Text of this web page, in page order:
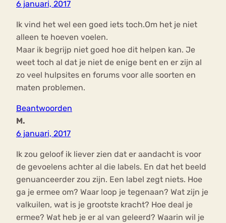
6 januari, 2017
Ik vind het wel een goed iets toch.Om het je niet
alleen te hoeven voelen.
Maar ik begrijp niet goed hoe dit helpen kan. Je
weet toch al dat je niet de enige bent en er zijn al
zo veel hulpsites en forums voor alle soorten en
maten problemen.
Beantwoorden
M.
6 januari, 2017
Ik zou geloof ik liever zien dat er aandacht is voor
de gevoelens achter al die labels. En dat het beeld
genuanceerder zou zijn. Een label zegt niets. Hoe
ga je ermee om? Waar loop je tegenaan? Wat zijn je
valkuilen, wat is je grootste kracht? Hoe deal je
ermee? Wat heb je er al van geleerd? Waarin wil je